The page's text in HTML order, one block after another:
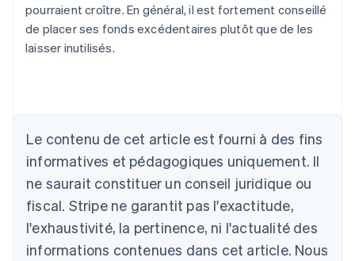
pourraient croître. En général, il est fortement conseillé
de placer ses fonds excédentaires plutôt que de les
laisser inutilisés.
Le contenu de cet article est fourni à des fins
informatives et pédagogiques uniquement. Il
ne saurait constituer un conseil juridique ou
fiscal. Stripe ne garantit pas l'exactitude,
l'exhaustivité, la pertinence, ni l'actualité des
informations contenues dans cet article. Nous
Allemagne
Deutsch English
Australie
English
DeutschEnglish